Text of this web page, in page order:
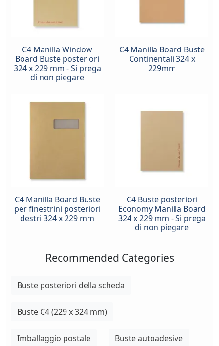
C4 Manilla Window
Board Buste posteriori
324 x 229 mm - Si prega
di non piegare
C4 Manilla Board Buste
Continentali 324 x
229mm
C4 Manilla Board Buste
per finestrini posteriori
destri 324 x 229 mm
C4 Buste posteriori
Economy Manilla Board
324 x 229 mm - Si prega
di non piegare
Recommended Categories
Buste posteriori della scheda
Buste C4 (229 x 324 mm)
Imballaggio postale Buste autoadesive